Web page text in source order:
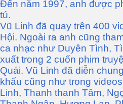
Đến năm 1997, anh được
tú.
Vũ Linh đã quay trên 400
Hội. Ngoài ra anh cũng
ca nhạc như Duyên Tình,
xuất trong 2 cuốn phim
Quái. Vũ Linh đã diễn
khấu cũng như trong
Linh, Thanh thanh Tâm,